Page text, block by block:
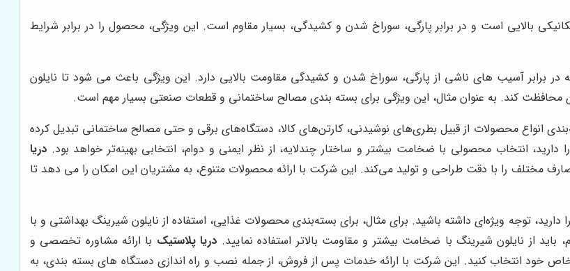
بالایی است و در برابر پارگی، سوراخ شدن و کشیدگی، بسیار مقاوم است. این ویژگی، محصول را در برابر شرایط
در برابر آسیب های ناشی از پارگی، سوراخ شدن و کشیدگی مقاومت بالایی دارد. این ویژگی باعث می شود تا نایلون
کند. به عنوان مثال، این ویژگی برای بسته بندی مصالح ساختمانی و قطعات صنعتی بسیار مهم است.
انواع محصولات از قبیل بطری‌های نوشیدنی، کارتن‌های کالا، دستگاه‌های برقی و حتی مصالح ساختمانی تبدیل کرده
انتخاب محصولی با ضخامت بیشتر و ساختار چندلایه، از نظر ایمنی و دوام، انتخابی بهینه‌تر خواهد بود.دریا
مختلف را با دقت طراحی و تولید می‌کند. این شرکت با ارائه محصولات متنوع، به مشتریان این امکان را می دهد تا
توجه ویژه‌ای داشته باشید. برای مثال، برای بسته‌بندی محصولات غذایی، استفاده از نایلون شیرینگ بهداشتی و با
از نایلون شیرینگ با ضخامت بیشتر و مقاومت بالاتر استفاده نمایید. دریا پلاستیک با ارائه مشاوره تخصصی و
خاص خود انتخاب کنید. این شرکت با ارائه خدمات پس از فروش، از جمله نصب و راه اندازی دستگاه های بسته بندی، به